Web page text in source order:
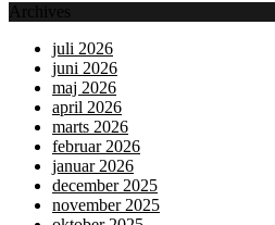
Archives
juli 2026
juni 2026
maj 2026
april 2026
marts 2026
februar 2026
januar 2026
december 2025
november 2025